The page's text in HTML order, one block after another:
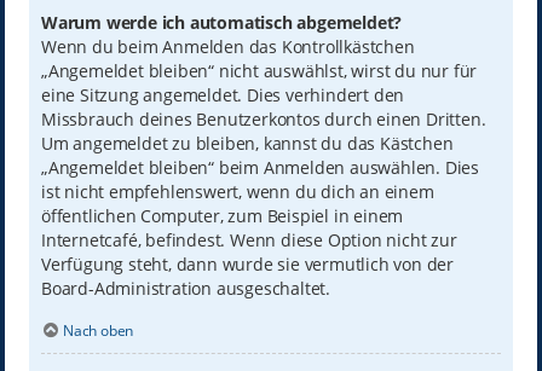
Warum werde ich automatisch abgemeldet?
Wenn du beim Anmelden das Kontrollkästchen
„Angemeldet bleiben“ nicht auswählst, wirst du nur für
eine Sitzung angemeldet. Dies verhindert den
Missbrauch deines Benutzerkontos durch einen Dritten.
Um angemeldet zu bleiben, kannst du das Kästchen
„Angemeldet bleiben“ beim Anmelden auswählen. Dies
ist nicht empfehlenswert, wenn du dich an einem
öffentlichen Computer, zum Beispiel in einem
Internetcafé, befindest. Wenn diese Option nicht zur
Verfügung steht, dann wurde sie vermutlich von der
Board-Administration ausgeschaltet.
Nach oben